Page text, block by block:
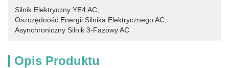
Silnik Elektryczny YE4 AC
Oszczędność Energii Silnika Elektrycznego AC
Asynchroniczny Silnik 3-Fazowy AC
Opis Produktu